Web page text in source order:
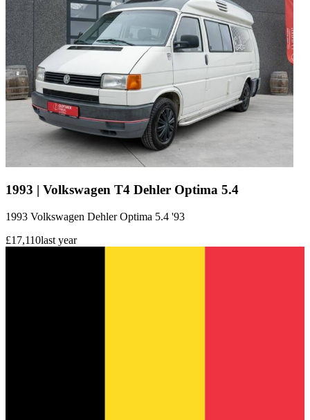
1993 | Volkswagen T4 Dehler Optima 5.4
1993 Volkswagen Dehler Optima 5.4 '93
£17,110last year